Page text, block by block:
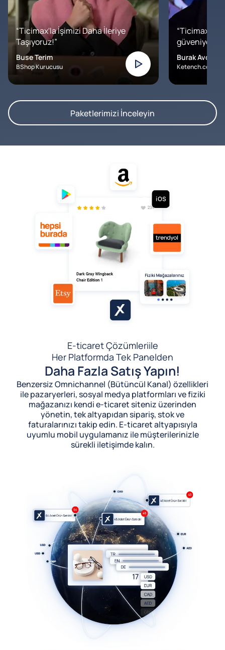
“Ticimax'la İşimizi Daha İleriye
Taşıyoruz!”
Buse Terim
BShop Kurucusu
“Ticimax'a
Burak Avcılar
Ketench.com –
Paketlerimizi İnceleyin
E-ticaret Çözümleriile
Her Platformda Tek Panelden
Daha Fazla Satış Yapın!
Benzersiz Omnichannel (Bütüncül Kanal) özellikleri
ile pazaryerleri, sosyal medya platformları ve fiziki
mağazanızı kendi e-ticaret siteniz üzerinden
yönetin, tek altyapıdan sipariş, stok ve
faturalarınızı takip edin. E-ticaret altyapısıyla
uyumlu mobil uygulamanız ile müşterilerinizle
sürekli iletişimde kalın.